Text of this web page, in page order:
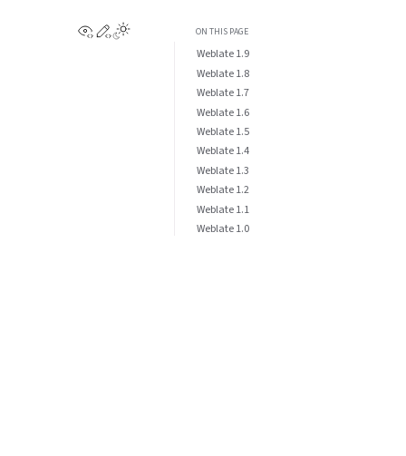
View this page
Edit this pageON THIS PAGE
Weblate 1.9
Weblate 1.8
Weblate 1.7
Weblate 1.6
Weblate 1.5
Weblate 1.4
Weblate 1.3
Weblate 1.2
Weblate 1.1
Weblate 1.0